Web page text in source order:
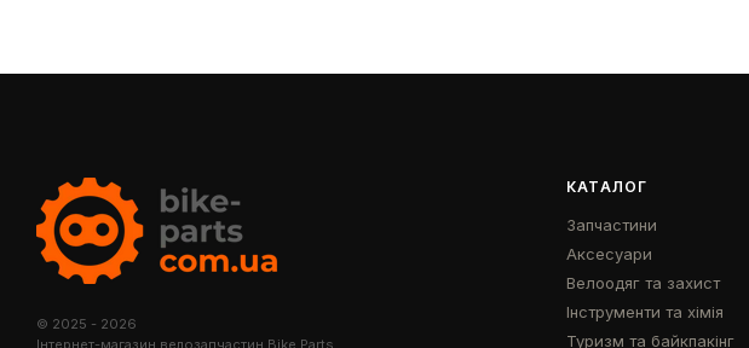
© 2025 - 2026
Інтернет-магазин велозапчастин Bike Parts
КАТАЛОГ
Запчастини
Аксесуари
Велоодяг та захист
Інструменти та хімія
Туризм та байкпакінг